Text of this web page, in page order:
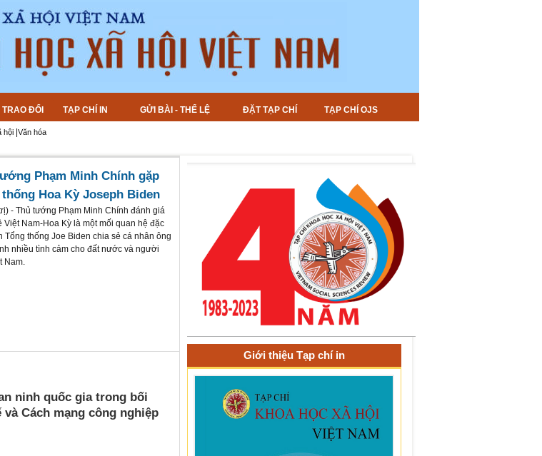
ĐỔI
hội Văn hóa
TẠP CHÍ IN GỬI BÀI - THỂ LỆ ĐẶT TẠP CHÍ TẠP CHÍ OJS
Phạm Minh Chính gặp
Hoa Kỳ Joseph Biden
) - Thủ tướng Phạm Minh Chính đánh giá
Việt Nam-Hoa Kỳ là một mối quan hệ đặc
Tổng thống Joe Biden chia sẻ cá nhân ông
nhiều tình cảm cho đất nước và người
Nam.
ninh quốc gia trong bối
Cách mạng công nghiệp
Giới thiệu Tạp chí in